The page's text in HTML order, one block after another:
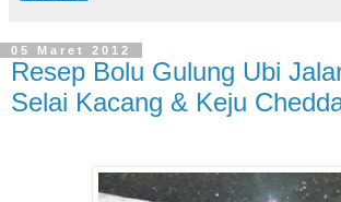
05 Maret 2012
Resep Bolu Gulung Ubi
Selai Kacang & Keju